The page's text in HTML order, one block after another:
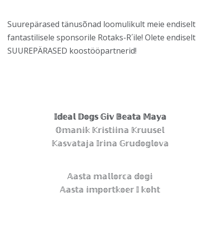
Suurepärased tänusõnad loomulikult meie endiselt
fantastilisele sponsorile Rotaks-R´ile! Olete endiselt
SUUREPÄRASED koostööpartnerid!
𝕀𝕕𝕖𝕒𝕝 𝔻𝕠𝕘𝕤 𝔾𝕚𝕧 𝔹𝕖𝕒𝕥𝕒 𝕄𝕒𝕪𝕒
𝕆𝕞𝕒𝕟𝕚𝕜 𝕂𝕣𝕚𝕤𝕥𝕚𝕚𝕟𝕒 𝕂𝕣𝕦𝕦𝕤𝕖𝕝
𝕂𝕒𝕤𝕧𝕒𝕥𝕒𝕛𝕒 𝕀𝕣𝕚𝕟𝕒 𝔾𝕣𝕦𝕕𝕠𝕘𝕝𝕠𝕧𝕒
𝔸𝕒𝕤𝕥𝕒 𝕞𝕒𝕝𝕝𝕠𝕣𝕔𝕒 𝕕𝕠𝕘𝕚
𝔸𝕒𝕤𝕥𝕒 𝕚𝕞𝕡𝕠𝕣𝕥𝕜𝕠𝕖𝕣 𝕀 𝕜𝕠𝕙𝕥